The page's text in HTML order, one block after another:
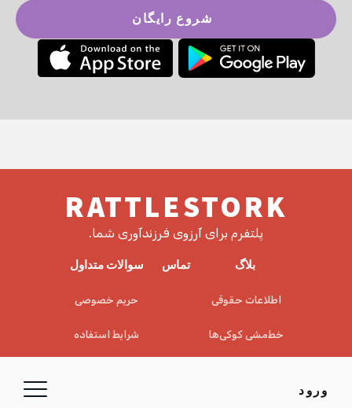
ورود
شروع رایگان
RATTLESTORK
پلتفرم برای آرزوی فرزندآوری شما.
بلاگ تماس سوالات متداول
اطلاعات حقوقی حریم خصوصی
خط‌مشی کوکی‌ها شرایط استفاده